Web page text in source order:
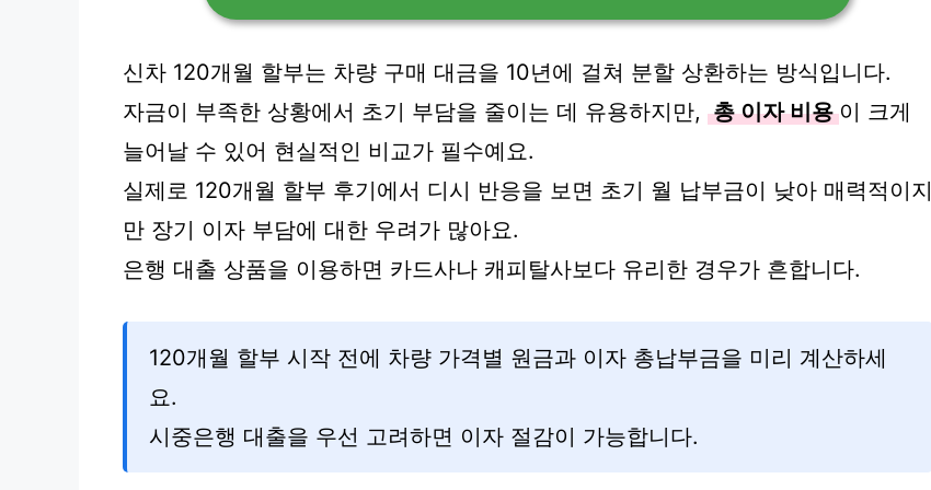
신차 120개월 할부는 차량 구매 대금을 10년에 걸쳐 분할 상환하는 방식입니다.
자금이 부족한 상황에서 초기 부담을 줄이는 데 유용하지만, 총 이자 비용 이 크게
늘어날 수 있어 현실적인 비교가 필수예요.
실제로 120개월 할부 후기에서 디시 반응을 보면 초기 월 납부금이 낮아 매력적이지
만 장기 이자 부담에 대한 우려가 많아요.
은행 대출 상품을 이용하면 카드사나 캐피탈사보다 유리한 경우가 흔합니다.
120개월 할부 시작 전에 차량 가격별 원금과 이자 총납부금을 미리 계산하세
요.
시중은행 대출을 우선 고려하면 이자 절감이 가능합니다.